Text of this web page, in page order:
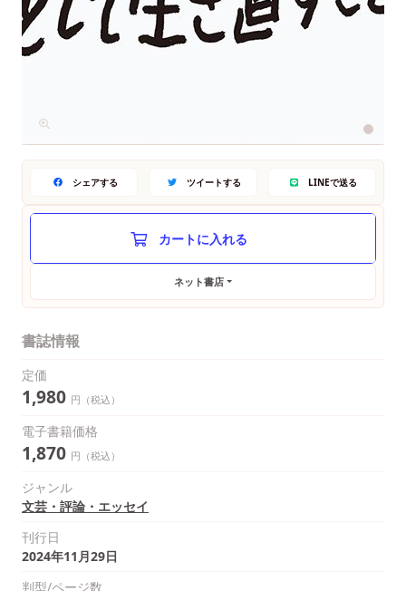
シェアする ツイートする LINEで送る
ネット書店
書誌情報
定価
1,980 円（税込）
電子書籍価格
1,870 円（税込）
ジャンル
文芸・評論・エッセイ
刊行日
2024年11月29日
判型/ページ数